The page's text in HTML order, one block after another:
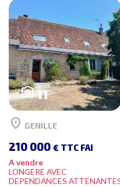
photo_camera11
location_on GENILLE
210 000€ TTC FAI
A vendre
LONGERE AVEC
DEPENDANCES